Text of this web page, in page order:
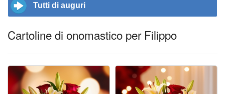
Tutti di auguri
Cartoline di onomastico per Filippo